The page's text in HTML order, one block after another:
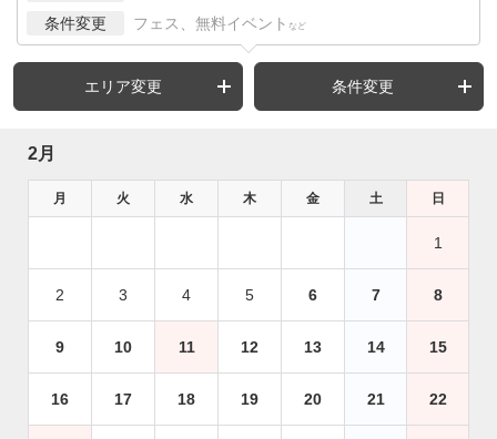
条件変更 フェス、無料イベント など
エリア変更 条件変更
2月
月 火 水 木 金 土 日
1
2 3 4 5 6 7 8
9 10 11 12 13 14 15
16 17 18 19 20 21 22